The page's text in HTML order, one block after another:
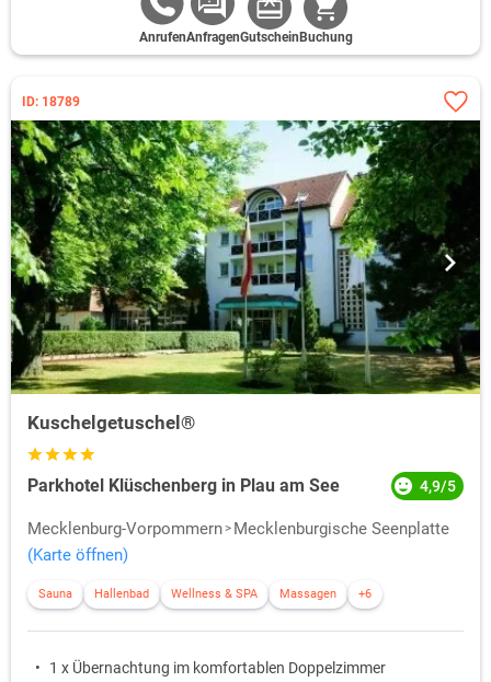
AnrufenAnfragenGutschein Buchung
ID: 18789
Kuschelgetuschel®
Parkhotel Klüschenberg in Plau am See 4,9/5
Mecklenburg-Vorpommern
Mecklenburgische Seenplatte
(Karte öffnen)
Sauna Hallenbad Wellness & SPA Massagen +6
1 x Übernachtung im komfortablen Doppelzimmer